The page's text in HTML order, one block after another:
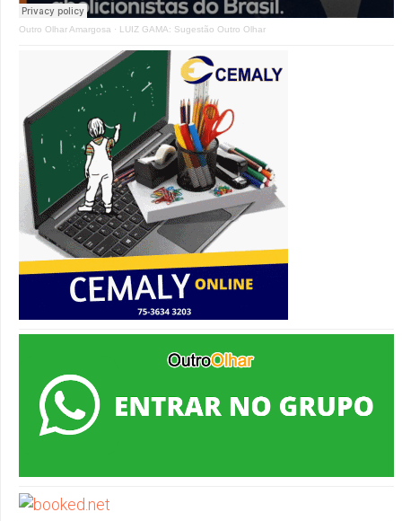
Outro Olhar Amargosa · LUIZ GAMA: Sugestão Outro Olhar